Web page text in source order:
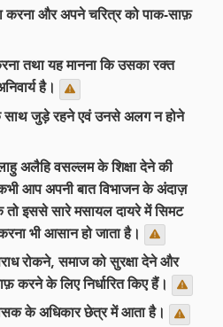
करना और अपने चरित्र को पाक-साफ़
तथा यह मानना कि उसका रक्त
है।
साथ जुड़े रहने एवं उनसे अलग न होने
अलैहि वसल्लम के शिक्षा देने की
आप अपनी बात विभाजन के अंदाज़
इससे सारे मसायल दायरे में सिमट
भी आसान हो जाता है।
रोकने, समाज को सुरक्षा देने और
करने के लिए निर्धारित किए हैं।
के अधिकार छेत्र में आता है।